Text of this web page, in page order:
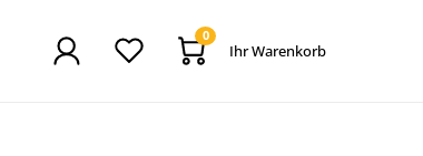
0
Ihr Warenkorb